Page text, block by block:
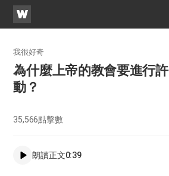
WATV
我很好奇
為什麼上帝的教會要進行
動？
35,566點擊數
朗讀正文0:39